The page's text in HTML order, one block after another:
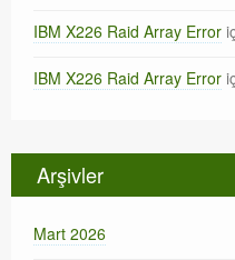
IBM X226 Raid Array Error
IBM X226 Raid Array Error
Arşivler
Mart 2026